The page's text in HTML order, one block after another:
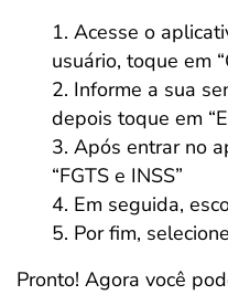
Acesse o
usuário, toque em
Informe a sua
depois toque em
Após entrar no
“FGTS e INSS”
Em seguida,
Por fim,
Pronto! Agora você